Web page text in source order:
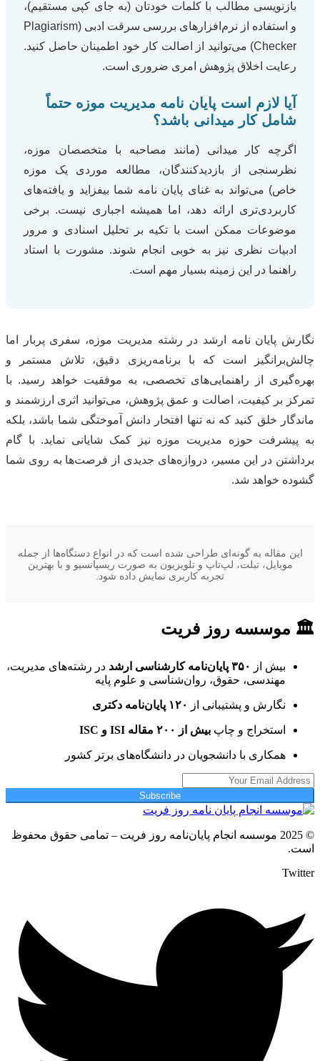
بازنویسی مطالب با کلمات خودتان (به جای کپی مستقیم)،
و استفاده از نرم‌افزارهای بررسی سرقت ادبی (Plagiarism
Checker) می‌توانید از اصالت کار خود اطمینان حاصل کنید.
رعایت اخلاق پژوهش امری ضروری است.
آیا لازم است پایان نامه مدیریت موزه حتماً
شامل کار میدانی باشد؟
اگرچه کار میدانی (مانند مصاحبه با متخصصان موزه،
نظرسنجی از بازدیدکنندگان، مطالعه موردی یک موزه
خاص) می‌تواند به غنای پایان نامه شما بیفزاید و یافته‌های
کاربردی‌تری ارائه دهد، اما همیشه اجباری نیست. برخی
موضوعات ممکن است با تکیه بر تحلیل اسنادی و مرور
ادبیات نظری نیز به خوبی انجام شوند. مشورت با استاد
راهنما در این زمینه بسیار مهم است.
نگارش پایان نامه ارشد در رشته مدیریت موزه، سفری پربار اما
چالش‌برانگیز است که با برنامه‌ریزی دقیق، تلاش مستمر و
بهره‌گیری از راهنمایی‌های تخصصی، به موفقیت خواهد رسید. با
تمرکز بر کیفیت، اصالت و عمق پژوهش، می‌توانید اثری ارزشمند و
ماندگار خلق کنید که نه تنها افتخار دانش آموختگی شما باشد، بلکه
به پیشرفت حوزه مدیریت موزه نیز کمک شایانی نماید. با گام
برداشتن در این مسیر، دروازه‌های جدیدی از فرصت‌ها به روی شما
گشوده خواهد شد.
این مقاله به گونه‌ای طراحی شده است که در انواع دستگاه‌ها از جمله
موبایل، تبلت، لپ‌تاپ و تلویزیون به صورت ریسپانسیو و با بهترین
تجربه کاربری نمایش داده شود.
🏛 موسسه روز فریت
بیش از ۳۵۰ پایان‌نامه کارشناسی ارشد
در رشته‌های مدیریت،
مهندسی، حقوق، روان‌شناسی و علوم پایه
نگارش و پشتیبانی از ۱۲۰ پایان‌نامه دکتری
استخراج و چاپ بیش از ۲۰۰ مقاله ISI و ISC
همکاری با دانشجویان در دانشگاه‌های برتر کشور
Subscribe
© 2025 موسسه انجام پایان‌نامه روز فریت – تمامی حقوق محفوظ
است.
Twitter